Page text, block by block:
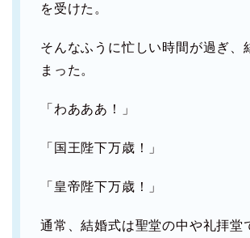
を受けた。
そんなふうに忙しい時間が過ぎ、
まった。
「わあああ！」
「国王陛下万歳！」
「皇帝陛下万歳！」
通常、結婚式は聖堂の中や礼拝堂